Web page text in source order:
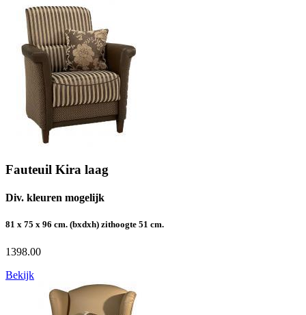
Fauteuil Kira laag
Div. kleuren mogelijk
81 x 75 x 96 cm. (bxdxh) zithoogte 51 cm.
1398.00
Bekijk